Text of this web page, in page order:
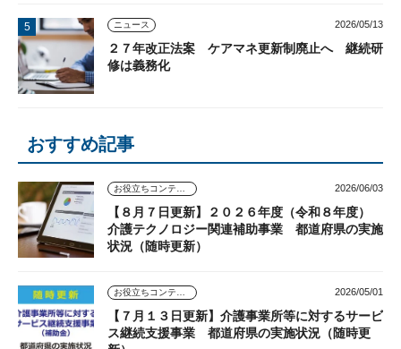
ニュース 2026/05/13
２７年改正法案 ケアマネ更新制廃止へ 継続研
修は義務化
おすすめ記事
2026/06/03
【８月７日更新】２０２６年度（令和８年度）
介護テクノロジー関連補助事業 都道府県の実施
状況（随時更新）
2026/05/01
【７月１３日更新】介護事業所等に対するサービ
ス継続支援事業 都道府県の実施状況（随時更